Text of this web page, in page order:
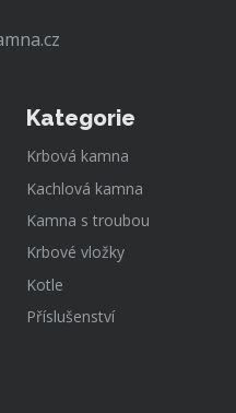
Kategorie
Krbová kamna
Kachlová kamna
Kamna s troubou
Krbové vložky
Kotle
Příslušenství